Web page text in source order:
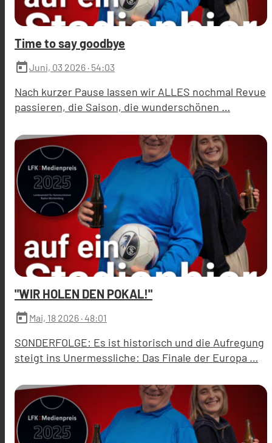
Time to say goodbye
today Juni, 03 2026 · 54:03
Nach kurzer Pause lassen wir ALLES nochmal Revue
passieren, die Saison, die wunderschönen …
"WIR HOLEN DEN POKAL!"
today Mai, 18 2026 · 48:01
SONDERFOLGE: Es ist historisch und die Aufregung
steigt ins Unermessliche: Das Finale der Europa …